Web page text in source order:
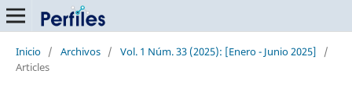
Inicio / Archivos / Vol. 1 Núm. 33 (2025): [Enero - Junio 2025]
/
Articles